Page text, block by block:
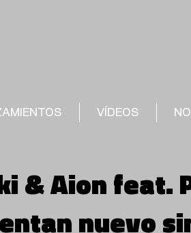
VÍDEOS
& Aion feat.
nuevo